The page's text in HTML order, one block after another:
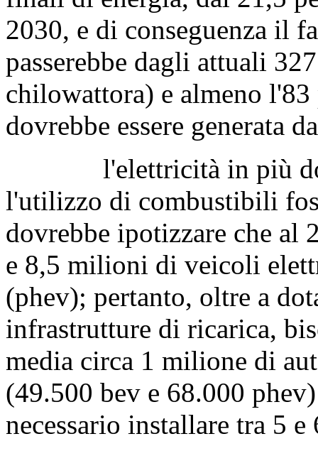
2030, e di conseguenza il
passerebbe dagli attuali
chilowattora) e almeno
dovrebbe essere generata
l'elettricità in più
l'utilizzo di combustibili
dovrebbe ipotizzare che al
e 8,5 milioni di veicoli
(phev); pertanto, oltre a
infrastrutture di ricarica,
media circa 1 milione di
(49.500 bev e 68.000
necessario installare tra 5